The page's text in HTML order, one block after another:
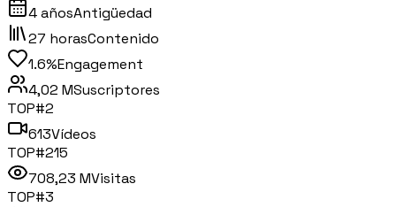
4 añosAntigüedad
27 horasContenido
1.6%Engagement
4,02 MSuscriptores
TOP#2
613Vídeos
TOP#215
708,23 MVisitas
TOP#3